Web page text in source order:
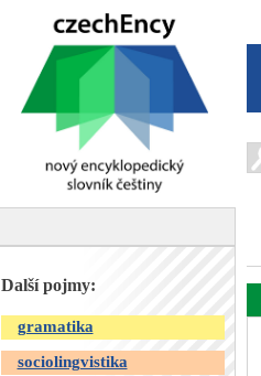
Další pojmy:
gramatika
sociolingvistika